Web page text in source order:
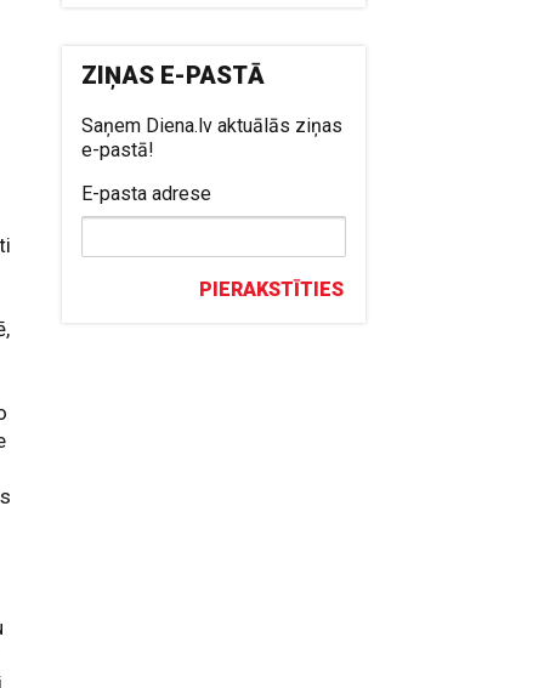
ZIŅAS E-PASTĀ
Saņem Diena.lv aktuālās ziņas
e-pastā!
E-pasta adrese
PIERAKSTĪTIES